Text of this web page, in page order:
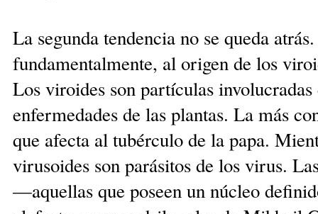
La segunda tendencia no se queda
fundamentalmente, al origen de los
Los viroides son partículas
enfermedades de las plantas. La más
que afecta al tubérculo de la papa.
virusoides son parásitos de los virus.
—aquellas que poseen un núcleo